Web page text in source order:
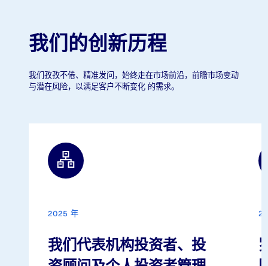
我们的创新历程
我们孜孜不倦、精准发问，始终走在市场前沿，前瞻市场变动
与潜在风险，以满足客户不断变化 的需求。
2025 年
我们代表机构投资者、投